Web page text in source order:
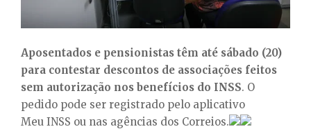
Aposentados e pensionistas têm até sábado (20)
para contestar descontos de associações feitos
sem autorização nos benefícios do INSS. O
pedido pode ser registrado pelo aplicativo
Meu INSS ou nas agências dos Correios.